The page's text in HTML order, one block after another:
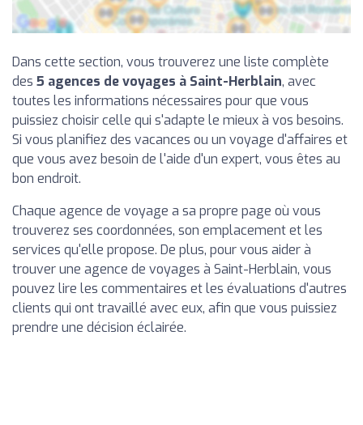
Dans cette section, vous trouverez une liste complète
des 5 agences de voyages à Saint-Herblain, avec
toutes les informations nécessaires pour que vous
puissiez choisir celle qui s'adapte le mieux à vos besoins.
Si vous planifiez des vacances ou un voyage d'affaires et
que vous avez besoin de l'aide d'un expert, vous êtes au
bon endroit.
Chaque agence de voyage a sa propre page où vous
trouverez ses coordonnées, son emplacement et les
services qu'elle propose. De plus, pour vous aider à
trouver une agence de voyages à Saint-Herblain, vous
pouvez lire les commentaires et les évaluations d'autres
clients qui ont travaillé avec eux, afin que vous puissiez
prendre une décision éclairée.